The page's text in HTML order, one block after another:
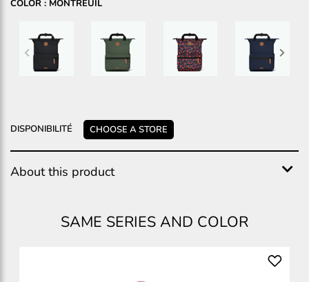
COLOR : MONTREUIL
DISPONIBILITÉ CHOOSE A STORE
About this product
SAME SERIES AND COLOR